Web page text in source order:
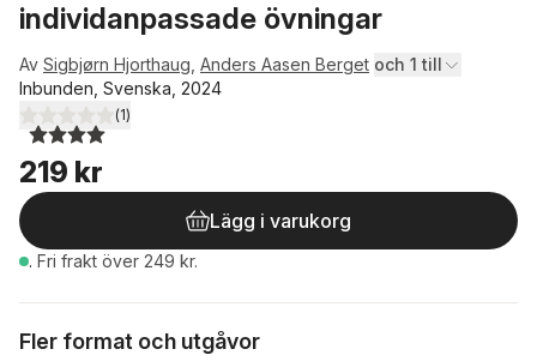
individanpassade övningar
Av Sigbjørn Hjorthaug Anders Aasen Berget och 1 till
Inbunden, Svenska, 2024
4,0utav 5 stjärnor. Totalt antal röster:
(1)
219 kr
Lägg i varukorg
. Fri frakt över 249 kr.
Fler format och utgåvor